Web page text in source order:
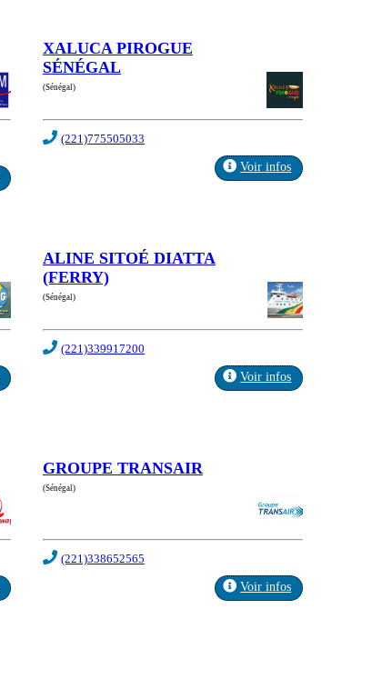
XALUCA PIROGUE
SÉNÉGAL
(Sénégal)
(221)775505033
Voir infos
ALINE SITOÉ DIATTA
(FERRY)
(Sénégal)
(221)339917200
Voir infos
GROUPE TRANSAIR
(Sénégal)
(221)338652565
Voir infos